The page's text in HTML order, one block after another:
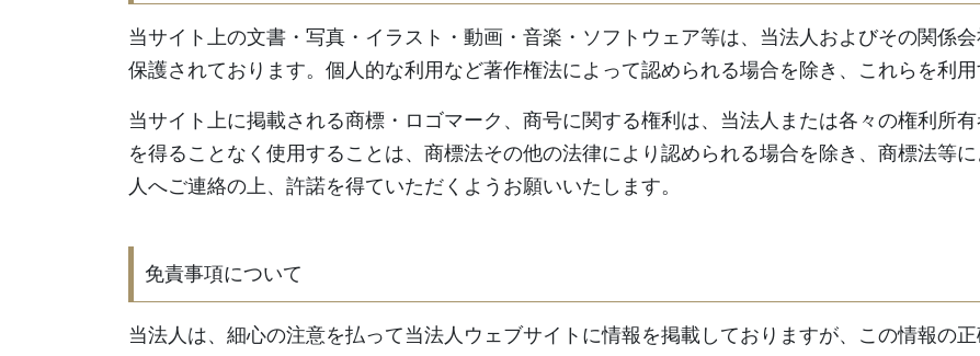
当サイト上の文書・写真・イラスト・動画・音楽・ソフトウェア等は、当法人およびその関係
保護されております。個人的な利用など著作権法によって認められる場合を除き、これらを利用
当サイト上に掲載される商標・ロゴマーク、商号に関する権利は、当法人または各々の権利所
を得ることなく使用することは、商標法その他の法律により認められる場合を除き、商標法等
人へご連絡の上、許諾を得ていただくようお願いいたします。
免責事項について
当法人は、細心の注意を払って当法人ウェブサイトに情報を掲載しておりますが、この情報の